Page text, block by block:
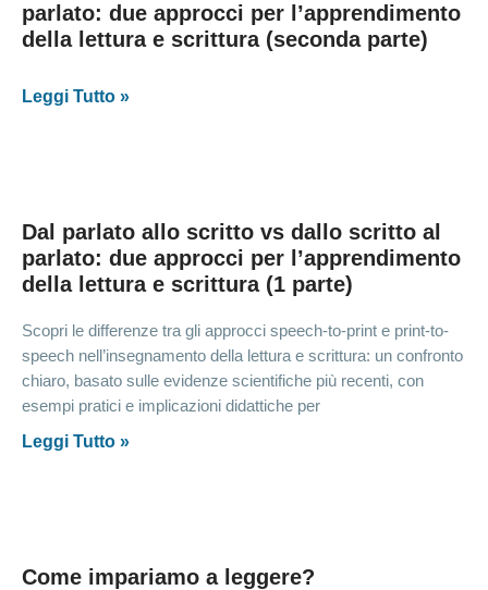
parlato: due approcci per l’apprendimento
della lettura e scrittura (seconda parte)
Leggi Tutto »
Dal parlato allo scritto vs dallo scritto al
parlato: due approcci per l’apprendimento
della lettura e scrittura (1 parte)
Scopri le differenze tra gli approcci speech-to-print e print-to-
speech nell’insegnamento della lettura e scrittura: un confronto
chiaro, basato sulle evidenze scientifiche più recenti, con
esempi pratici e implicazioni didattiche per
Leggi Tutto »
Come impariamo a leggere?